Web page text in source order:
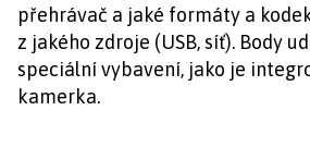
přehrávač a jaké formáty a
z jakého zdroje (USB, síť). Body
speciální vybavení, jako je
kamerka.